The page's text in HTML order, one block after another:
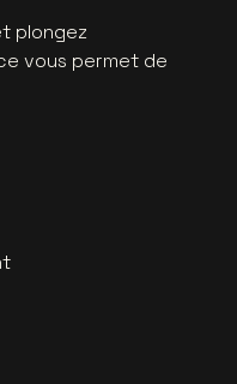
plongez
vous permet de